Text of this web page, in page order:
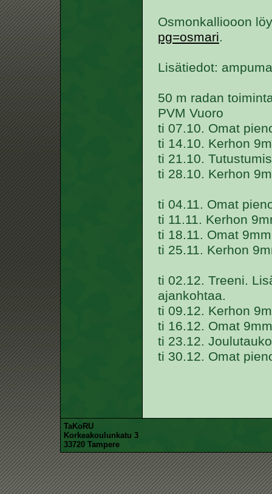
Osmonkalliooon
pg=osmari.
Lisätiedot:
50 m radan
PVM Vuoro
ti 07.10. Omat
ti 14.10. Kerhon
ti 21.10.
ti 28.10. Kerhon
ti 04.11. Omat
ti 11.11. Kerhon
ti 18.11. Omat
ti 25.11. Kerhon
ti 02.12. Treeni.
ajankohtaa.
ti 09.12. Kerhon
ti 16.12. Omat
ti 23.12. Joulutauko
ti 30.12. Omat
TaKoRU
Korkeakoulunkatu 3
33720 Tampere